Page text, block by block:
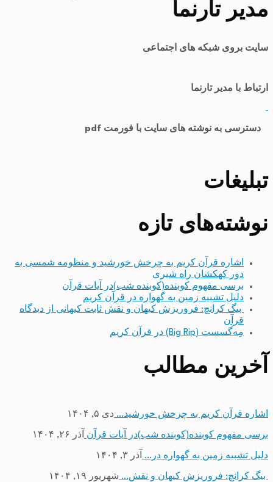
مدیر تارنما
سایت بروی شبکه های اجتماعی
ارتباط با مدیر تارنما
دسترسی به نوشته های سایت با فورمت pdf
تبلیغات
نوشته‌های تازه
اشاره قرآن کریم به چرخش خورشید و منظومه شمسی به
دور کهکشان راه شیری
برسی مفهوم کوبنده(کوبنده شب)در آیات قرآن
دلیل تشبیه زمین به گهواره در قرآن کریم
بیگ کرانچ: فروریزش کیهان و نقش ثابت کیهانی از دیدگاه
قرآن
مِه‌گسست (Big Rip) در قرآن کریم
آخرین مطالب
اشاره قرآن کریم به چرخش خورشید… دی ۵, ۱۴۰۴
برسی مفهوم کوبنده(کوبنده شب)در آیات قرآن آذر ۲۶, ۱۴۰۴
دلیل تشبیه زمین به گهواره در… آذر ۳, ۱۴۰۴
بیگ کرانچ: فروریزش کیهان و نقش… شهریور ۱۹, ۱۴۰۴